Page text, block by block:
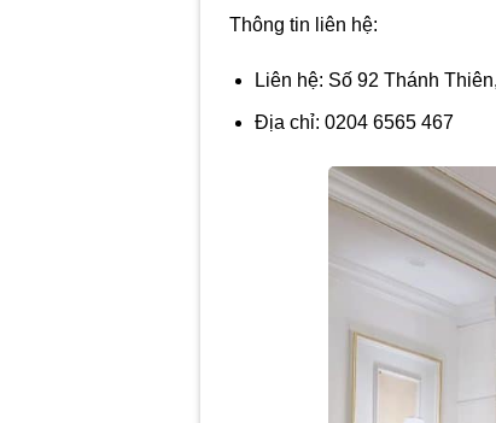
Thông tin liên hệ:
Liên hệ: Số 92 Thánh
Địa chỉ: 0204 6565 467